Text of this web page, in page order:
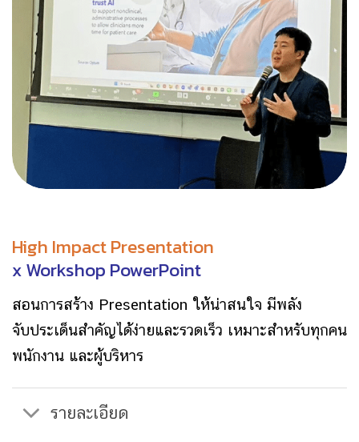
High Impact Presentation
x Workshop PowerPoint
สอนการสร้าง Presentation ให้น่าสนใจ มีพลัง
จับประเด็นสำคัญได้ง่ายและรวดเร็ว เหมาะสำหรับทุกคน
พนักงาน และผู้บริหาร
รายละเอียด